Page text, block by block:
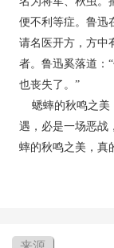
便不利等症。鲁迅
请名医开方，方中
者。鲁迅奚落道：
也丧失了。”
蟋蟀的秋鸣之美
遇，必是一场恶战
蟀的秋鸣之美，真
作者